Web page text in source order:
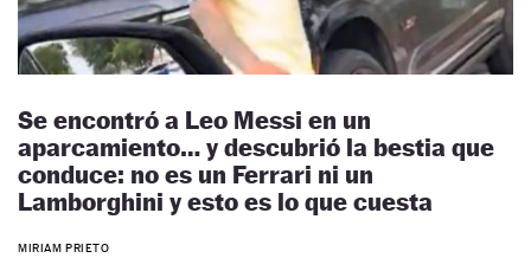
Se encontró a Leo Messi en un
aparcamiento… y descubrió la bestia que
conduce: no es un Ferrari ni un
Lamborghini y esto es lo que cuesta
MIRIAM PRIETO